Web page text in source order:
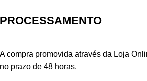
PROCESSAMENTO
A compra promovida através da Loja
no prazo de 48 horas.